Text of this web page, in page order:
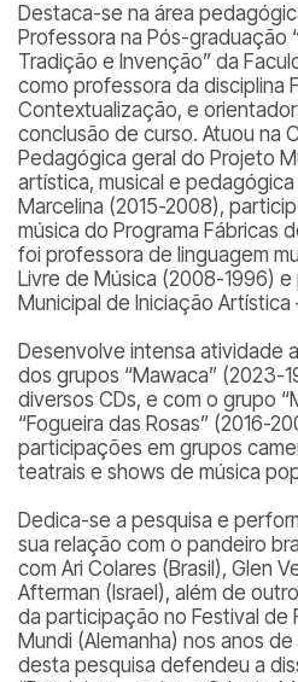
Destaca-se na área
Professora na Pós-graduação
Tradição e Invenção” da
como professora da disciplina
Contextualização, e
conclusão de curso. Atuou na
Pedagógica geral do Projeto
artística, musical e
Marcelina (2015-2008),
música do Programa Fábricas
foi professora de linguagem
Livre de Música (2008-1996)
Municipal de Iniciação Artística
Desenvolve intensa atividade
dos grupos “Mawaca” (2023-
diversos CDs, e com o grupo
“Fogueira das Rosas” (2016-
participações em grupos
teatrais e shows de música
Dedica-se a pesquisa e
sua relação com o pandeiro
com Ari Colares (Brasil), Glen
Afterman (Israel), além de
da participação no Festival de
Mundi (Alemanha) nos anos
desta pesquisa defendeu a